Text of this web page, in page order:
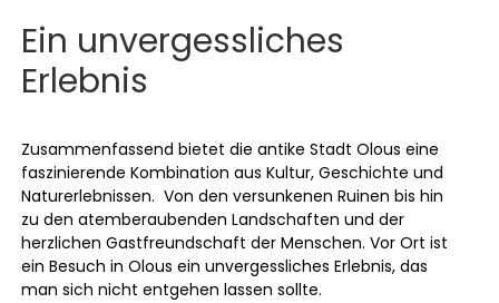
Ein unvergessliches
Erlebnis
Zusammenfassend bietet die antike Stadt Olous eine
faszinierende Kombination aus Kultur, Geschichte und
Naturerlebnissen. Von den versunkenen Ruinen bis hin
zu den atemberaubenden Landschaften und der
herzlichen Gastfreundschaft der Menschen. Vor Ort ist
ein Besuch in Olous ein unvergessliches Erlebnis, das
man sich nicht entgehen lassen sollte.